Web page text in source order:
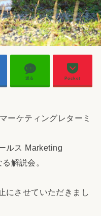
送る Pocket
ケティングレターミ
ルス Marketing
解説会。
させていただきまし